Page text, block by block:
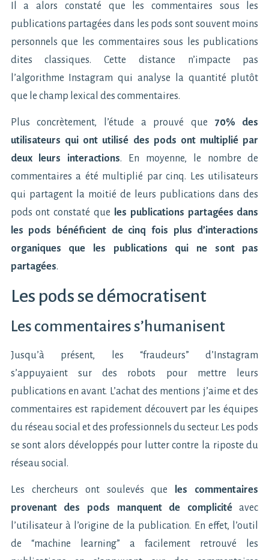
Il a alors constaté que les commentaires sous les
publications partagées dans les pods sont souvent moins
personnels que les commentaires sous les publications
dites classiques. Cette distance n’impacte pas
l’algorithme Instagram qui analyse la quantité plutôt
que le champ lexical des commentaires.
Plus concrètement, l’étude a prouvé que 70% des
utilisateurs qui ont utilisé des pods ont multiplié par
deux leurs interactions. En moyenne, le nombre de
commentaires a été multiplié par cinq. Les utilisateurs
qui partagent la moitié de leurs publications dans des
pods ont constaté que
les publications partagées dans
les pods bénéficient de cinq fois plus d’interactions
organiques que les publications qui ne sont pas
partagées.
Les pods se démocratisent
Les commentaires s’humanisent
Jusqu’à présent, les “fraudeurs” d’Instagram
s’appuyaient sur des robots pour mettre leurs
publications en avant. L’achat des mentions j’aime et des
commentaires est rapidement découvert par les équipes
du réseau social et des professionnels du secteur. Les pods
se sont alors développés pour lutter contre la riposte du
réseau social.
Les chercheurs ont soulevés que
les commentaires
provenant des pods manquent de complicitéavec
l’utilisateur à l’origine de la publication. En effet, l’outil
de “machine learning” a facilement retrouvé les